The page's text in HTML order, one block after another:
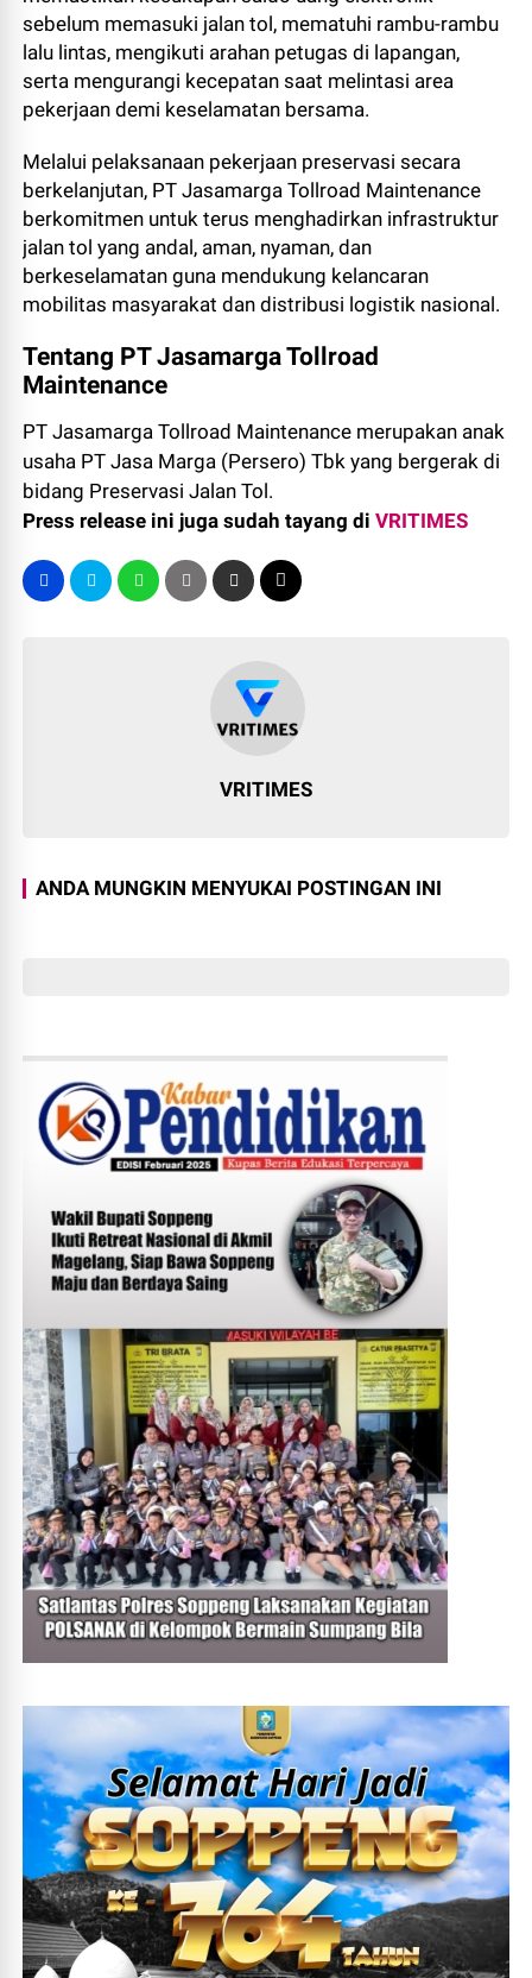
sebelum memasuki jalan tol, mematuhi rambu-rambu
lalu lintas, mengikuti arahan petugas di lapangan,
serta mengurangi kecepatan saat melintasi area
pekerjaan demi keselamatan bersama.
Melalui pelaksanaan pekerjaan preservasi secara
berkelanjutan, PT Jasamarga Tollroad Maintenance
berkomitmen untuk terus menghadirkan infrastruktur
jalan tol yang andal, aman, nyaman, dan
berkeselamatan guna mendukung kelancaran
mobilitas masyarakat dan distribusi logistik nasional.
Tentang PT Jasamarga Tollroad
Maintenance
PT Jasamarga Tollroad Maintenance merupakan anak
usaha PT Jasa Marga (Persero) Tbk yang bergerak di
bidang Preservasi Jalan Tol.
Press release ini juga sudah tayang diVRITIMES
VRITIMES
ANDA MUNGKIN MENYUKAI POSTINGAN INI